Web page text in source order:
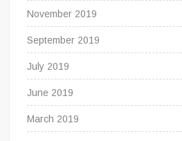
November 2019
September 2019
July 2019
June 2019
March 2019